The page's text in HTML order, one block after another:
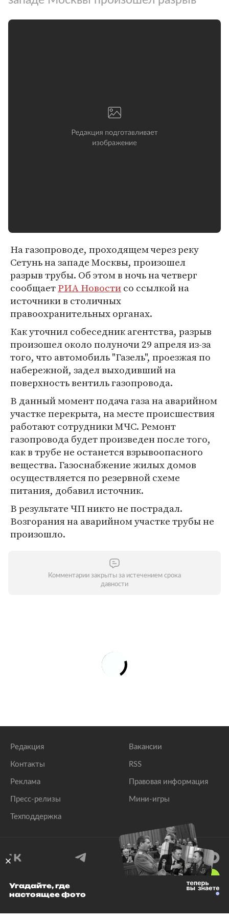
На газопроводе, проходящем через реку
Сетунь на западе Москвы, произошел
разрыв трубы. Об этом в ночь на четверг
сообщаетРИА Новостисо ссылкой на
источники в столичных
правоохранительных органах.
Как уточнил собеседник агентства, разрыв
произошел около полуночи 29 апреля из-за
того, что автомобиль "Газель", проезжая по
набережной, задел выходивший на
поверхность вентиль газопровода.
В данный момент подача газа на аварийном
участке перекрыта, на месте происшествия
работают сотрудники МЧС. Ремонт
газопровода будет произведен после того,
как в трубе не останется взрывоопасного
вещества. Газоснабжение жилых домов
осуществляется по резервной схеме
питания, добавил источник.
В результате ЧП никто не пострадал.
Возгорания на аварийном участке трубы не
произошло.
Комментарии закрыты за истечением срока
давности
Редакция
Контакты
Реклама
Пресс-релизы
Техподдержка
Вакансии
RSS
Правовая информация
Мини-игры
© 1999–2026 Все права защищены.
Угадайте, где
настоящее фото